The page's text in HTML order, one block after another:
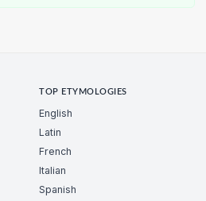
TOP ETYMOLOGIES
English
Latin
French
Italian
Spanish